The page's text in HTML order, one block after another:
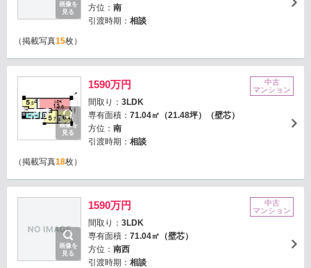
画像を
見る
方位： 南
引渡時期： 相談
（掲載写真15枚）
画像を
見る
1590万円
間取り： 3LDK
専有面積： 71.04㎡（21.48坪）（壁芯）
方位： 南
引渡時期： 相談
中古
マンション
（掲載写真18枚）
画像を
見る
1590万円
間取り： 3LDK
専有面積： 71.04㎡（壁芯）
方位： 南西
引渡時期： 相談
中古
マンション